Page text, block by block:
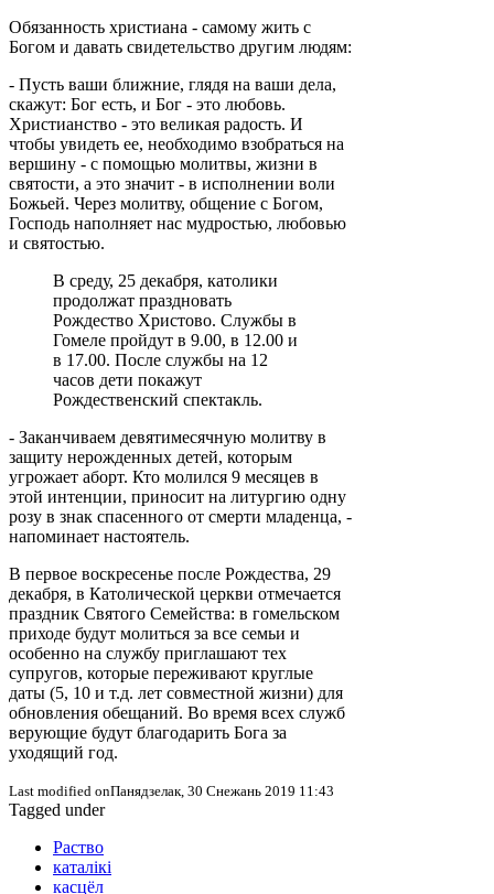
Обязанность христиана - самому жить с
Богом и давать свидетельство другим людям:
- Пусть ваши ближние, глядя на ваши дела,
скажут: Бог есть, и Бог - это любовь.
Христианство - это великая радость. И
чтобы увидеть ее, необходимо взобраться на
вершину - с помощью молитвы, жизни в
святости, а это значит - в исполнении воли
Божьей. Через молитву, общение с Богом,
Господь наполняет нас мудростью, любовью
и святостью.
В среду, 25 декабря, католики
продолжат праздновать
Рождество Христово. Службы в
Гомеле пройдут в 9.00, в 12.00 и
в 17.00. После службы на 12
часов дети покажут
Рождественский спектакль.
- Заканчиваем девятимесячную молитву в
защиту нерожденных детей, которым
угрожает аборт. Кто молился 9 месяцев в
этой интенции, приносит на литургию одну
розу в знак спасенного от смерти младенца, -
напоминает настоятель.
В первое воскресенье после Рождества, 29
декабря, в Католической церкви отмечается
праздник Святого Семейства: в гомельском
приходе будут молиться за все семьи и
особенно на службу приглашают тех
супругов, которые переживают круглые
даты (5, 10 и т.д. лет совместной жизни) для
обновления обещаний. Во время всех служб
верующие будут благодарить Бога за
уходящий год.
Last modified onПанядзелак, 30 Снежань 2019 11:43
Tagged under
Раство
каталікі
касцёл